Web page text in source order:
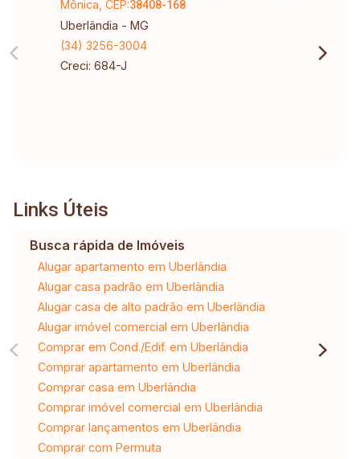
Mônica, CEP:38408-168
Uberlândia - MG
(34) 3256-3004
Creci: 684-J
Links Úteis
Busca rápida de Imóveis
Alugar apartamento em Uberlândia
Alugar casa padrão em Uberlândia
Alugar casa de alto padrão em Uberlândia
Alugar imóvel comercial em Uberlândia
Comprar em Cond./Edif. em Uberlândia
Comprar apartamento em Uberlândia
Comprar casa em Uberlândia
Comprar imóvel comercial em Uberlândia
Comprar lançamentos em Uberlândia
Comprar com Permuta